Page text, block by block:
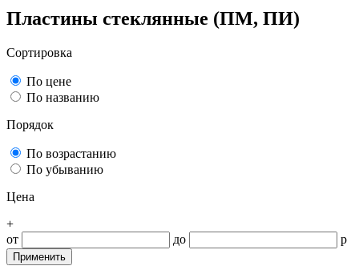
Пластины стеклянные (ПМ, ПИ)
Сортировка
По цене
По названию
Порядок
По возрастанию
По убыванию
Цена
+
от
до р